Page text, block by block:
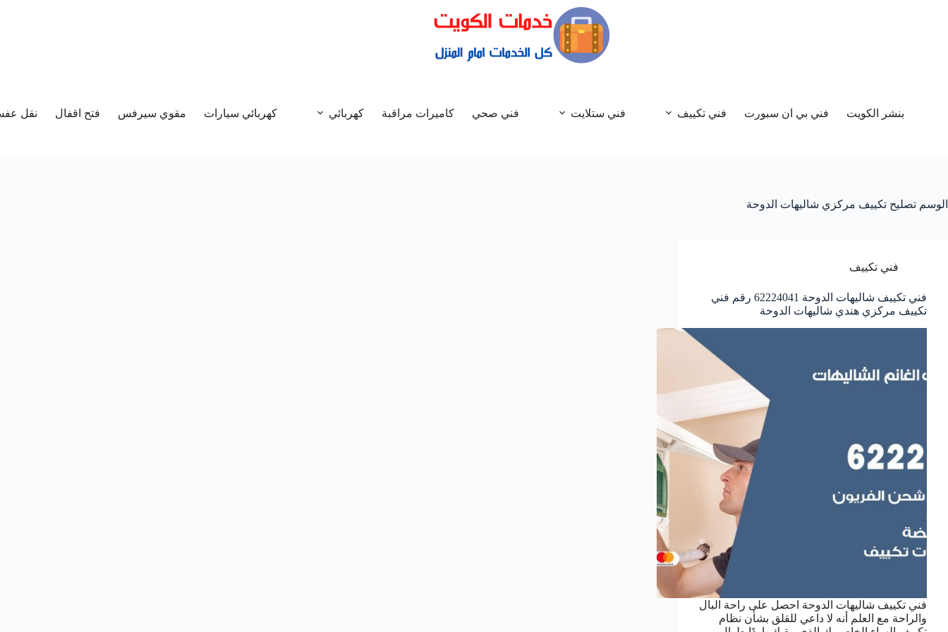
بنشر الكويت فني بي ان سبورت فني تكييف فني ستلايت فني صحي كاميرات مراقبة كهربائي كهربائي سيارات مقوي سيرفس فتح اقفال نقل
الوسم تصليح تكييف مركزي شاليهات الدوحة
فني تكييف
فني تكييف شاليهات الدوحة 62224041 رقم فني
تكييف مركزي هندي شاليهات الدوحة
فني تكييف شاليهات الدوحة احصل على راحة البال
والراحة مع العلم أنه لا داعي للقلق بشأن نظام